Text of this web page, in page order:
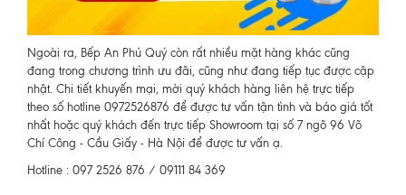
Ngoài ra, Bếp An Phú Quý còn rất nhiều mặt hàng khác cũng
đang trong chương trình ưu đãi, cũng như đang tiếp tục được cập
nhật. Chi tiết khuyến mại, mời quý khách hàng liên hệ trực tiếp
theo số hotline 0972526876 để được tư vấn tận tình và báo giá tốt
nhất hoặc quý khách đến trực tiếp Showroom tại số 7 ngõ 96 Võ
Chí Công - Cầu Giấy - Hà Nội để được tư vấn ạ.
Hotline : 097 2526 876 / 09111 84 369